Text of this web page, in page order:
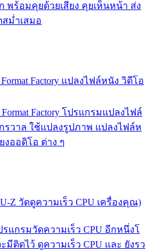
พร้อมคุยด้วยเสียง คุยเห็นหน้า ส่ง
สม่ำเสมอ
Factory แปลงไฟล์หนัง วิดีโอ
Factory โปรแกรมแปลงไฟล์
รวาล ใช้แปลงรูปภาพ แปลงไฟล์ห
งออดิโอ ต่าง ๆ
Z วัดดูความเร็ว CPU เครื่องคุณ)
แกรมวัดความเร็ว CPU อีกหนึ่งโ
ติดไว้ ดูความเร็ว CPU และ ยังรว